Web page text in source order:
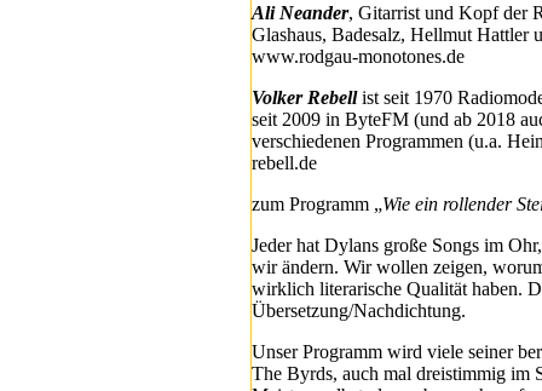
Ali Neander, Gitarrist und Kopf der
Glashaus, Badesalz, Hellmut Hattler
www.rodgau-monotones.de
Volker Rebellist seit 1970
seit 2009 in ByteFM (und ab 2018
verschiedenen Programmen (u.a.
rebell.de
zum Programm „Wie ein rollender
Jeder hat Dylans große Songs im
wir ändern. Wir wollen zeigen,
wirklich literarische Qualität haben.
Übersetzung/Nachdichtung.
Unser Programm wird viele seiner
The Byrds, auch mal dreistimmig im